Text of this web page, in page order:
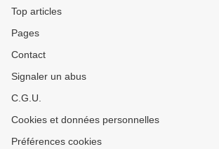
Top articles
Pages
Contact
Signaler un abus
C.G.U.
Cookies et données personnelles
Préférences cookies